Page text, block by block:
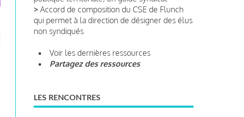
> Accord de composition du CSE de Flunch
qui permet à la direction de désigner des élus
non syndiqués
Voir les dernières ressources
Partagez des ressources
LES RENCONTRES